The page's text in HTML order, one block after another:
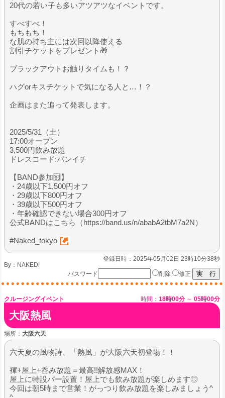
20代の若い子も多いアツアツなイベントです。
すべすべ！
もちもち！
な肌の持ち主には次回以降使える
割引チケットをプレゼント🎁
ブラックアウトお触りタイムも！？
ハグorキスチケットで気になる人と…！？
企画はまた追って発表します。
2025/5/31（土）
17:00オープン
3,500円飲み放題
ドレスコード:パンイチ
【BAND参加🈹】
・24歳以下1,500円オフ
・29歳以下800円オフ
・39歳以下500円オフ
・年齢確認できない場合300円オフ
公式BANDはこちら（https://band.us/n/ababA2tbM7a2N）
#Naked_tokyo
登録日時：2025年05月02日 23時10分38秒
By： NAKED!
パスワード
削除 修正
クルージングイベント 時間： 18時00分 ～ 05時00分
大阪熱風
場所： 大阪六天
六天夏の風物詩、「熱風」が大阪六天初登場！！
褌+屋上+呑み放題＝最高!!解放感MAX！
屋上に特設バー設置！屋上でも飲み放題が楽しめます◎
今回は朝5時まで営業！がっつり飲み放題を楽しみましょう^